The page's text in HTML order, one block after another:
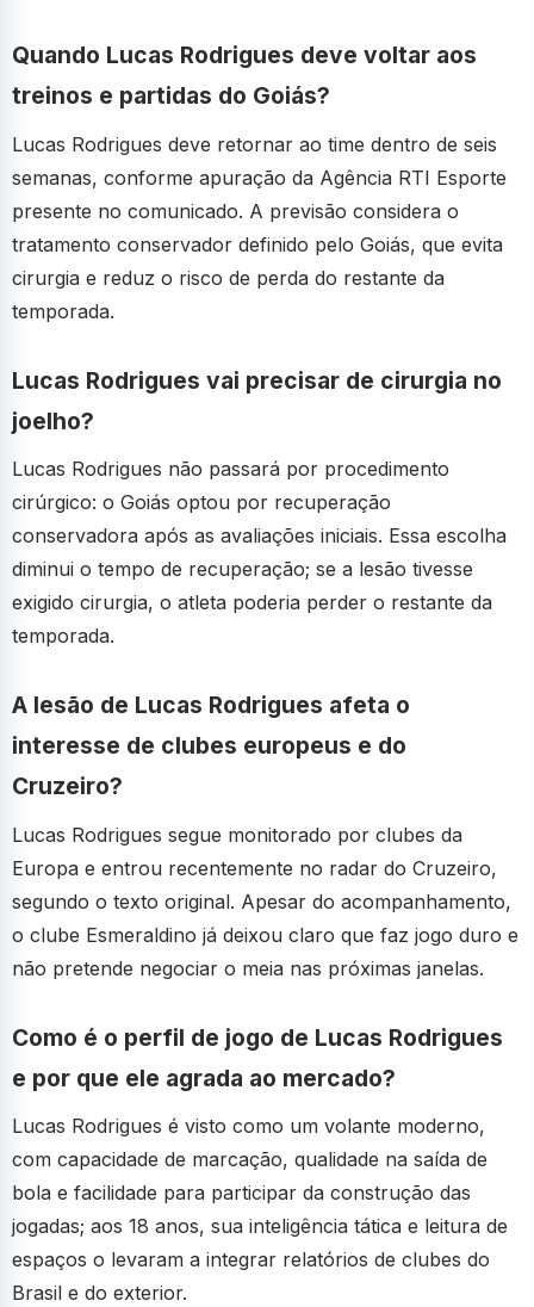
Quando Lucas Rodrigues deve voltar aos
treinos e partidas do Goiás?
Lucas Rodrigues deve retornar ao time dentro de seis
semanas, conforme apuração da Agência RTI Esporte
presente no comunicado. A previsão considera o
tratamento conservador definido pelo Goiás, que evita
cirurgia e reduz o risco de perda do restante da
temporada.
Lucas Rodrigues vai precisar de cirurgia no
joelho?
Lucas Rodrigues não passará por procedimento
cirúrgico: o Goiás optou por recuperação
conservadora após as avaliações iniciais. Essa escolha
diminui o tempo de recuperação; se a lesão tivesse
exigido cirurgia, o atleta poderia perder o restante da
temporada.
A lesão de Lucas Rodrigues afeta o
interesse de clubes europeus e do
Cruzeiro?
Lucas Rodrigues segue monitorado por clubes da
Europa e entrou recentemente no radar do Cruzeiro,
segundo o texto original. Apesar do acompanhamento,
o clube Esmeraldino já deixou claro que faz jogo duro e
não pretende negociar o meia nas próximas janelas.
Como é o perfil de jogo de Lucas Rodrigues
e por que ele agrada ao mercado?
Lucas Rodrigues é visto como um volante moderno,
com capacidade de marcação, qualidade na saída de
bola e facilidade para participar da construção das
jogadas; aos 18 anos, sua inteligência tática e leitura de
espaços o levaram a integrar relatórios de clubes do
Brasil e do exterior.